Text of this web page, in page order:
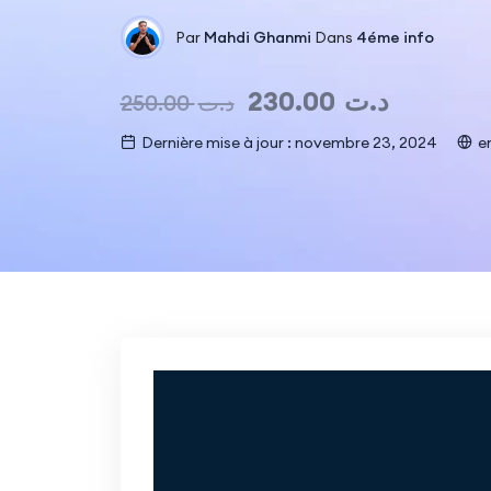
Par Mahdi Ghanmi Dans 4éme info
250.00د.ت 230.00 د.ت
Dernière mise à jour : novembre 23, 2024